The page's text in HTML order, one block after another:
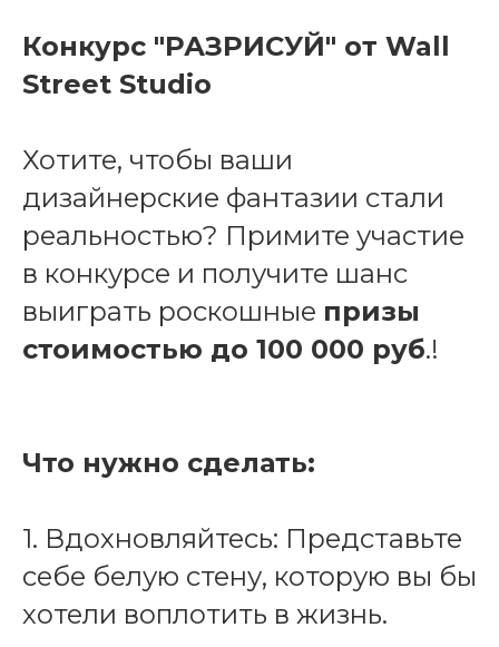
Конкурс "РАЗРИСУЙ" от Wall
Street Studio
Хотите, чтобы ваши
дизайнерские фантазии стали
реальностью? Примите участие
в конкурсе и получите шанс
выиграть роскошные призы
стоимостью до 100 000 руб.!
Что нужно сделать:
1. Вдохновляйтесь: Представьте
себе белую стену, которую вы бы
хотели воплотить в жизнь.